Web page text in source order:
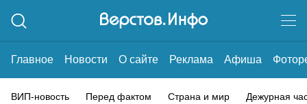
Главное Новости О сайте Реклама Афиша
ВИП-новость Перед фактом Страна и мир Дежурная